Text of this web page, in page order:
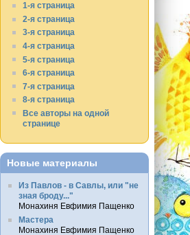
1-я страница
2-я страница
3-я страница
4-я страница
5-я страница
6-я страница
7-я страница
8-я страница
Все авторы на одной
странице
Новые материалы
Из Павлов - в Савлы, или "не
зная броду..."
Монахиня Евфимия Пащенко
Мастера
Монахиня Евфимия Пащенко